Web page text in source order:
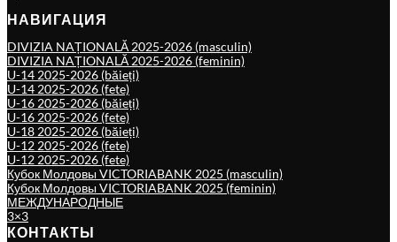
НАВИГАЦИЯ
DIVIZIA NAȚIONALĂ 2025-2026 (masculin)
DIVIZIA NAȚIONALĂ 2025-2026 (feminin)
U-14 2025-2026 (băieți)
U-14 2025-2026 (fete)
U-16 2025-2026 (băieți)
U-16 2025-2026 (fete)
U-18 2025-2026 (băieți)
U-12 2025-2026 (fete)
U-12 2025-2026 (fete)
Кубок Молдовы VICTORIABANK 2025 (masculin)
Кубок Молдовы VICTORIABANK 2025 (feminin)
МЕЖДУНАРОДНЫЕ
3×3
КОНТАКТЫ